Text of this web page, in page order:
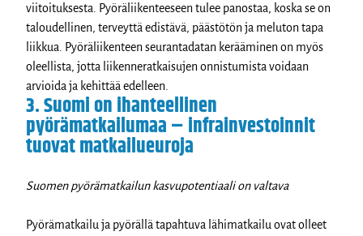
viitoituksesta. Pyöräliikenteeseen tulee panostaa, koska se on
taloudellinen, terveyttä edistävä, päästötön ja meluton tapa
liikkua. Pyöräliikenteen seurantadatan kerääminen on myös
oleellista, jotta liikenneratkaisujen onnistumista voidaan
arvioida ja kehittää edelleen.
3. Suomi on ihanteellinen
pyörämatkailumaa – infrainvestoinnit
tuovat matkailueuroja
Suomen pyörämatkailun kasvupotentiaali on valtava
Pyörämatkailu ja pyörällä tapahtuva lähimatkailu ovat olleet